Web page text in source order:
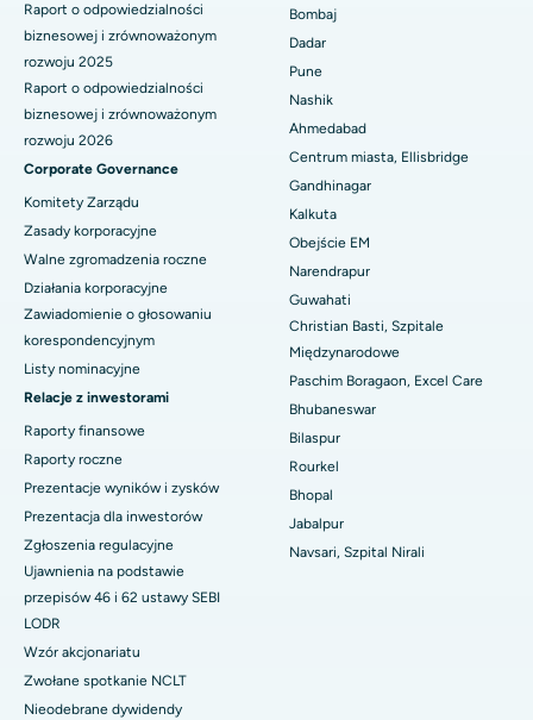
Najlepszy szpital na Subhash Nagar Road, Karimnagar
Najlepszy szpital w Managari, Karaikudi
Najlepszy szpital w Arepally, Warangal
Najlepszy szpital w Arera Colony, Bhopal
Najlepszy szpital w Jayanagar, Bangalore
Najlepszy szpital w KK Nagar, Madurai
Najlepszy szpital w Ramji Nagar, Nellore
Najlepszy szpital w sektorze 19, Rourkela
Najlepszy szpital w Swargate, Pune
Najlepszy szpital onkologiczny dla kobiet w południowym Delhi
Raport o odpowiedzialności
biznesowej i zrównoważonym
rozwoju 2025
Raport o odpowiedzialności
biznesowej i zrównoważonym
rozwoju 2026
Corporate Governance
Komitety Zarządu
Zasady korporacyjne
Walne zgromadzenia roczne
Działania korporacyjne
Zawiadomienie o głosowaniu
korespondencyjnym
Listy nominacyjne
Relacje z inwestorami
Raporty finansowe
Raporty roczne
Prezentacje wyników i zysków
Prezentacja dla inwestorów
Zgłoszenia regulacyjne
Ujawnienia na podstawie
przepisów 46 i 62 ustawy SEBI
LODR
Wzór akcjonariatu
Zwołane spotkanie NCLT
Nieodebrane dywidendy
Bombaj
Dadar
Pune
Nashik
Ahmedabad
Centrum miasta, Ellisbridge
Gandhinagar
Kalkuta
Obejście EM
Narendrapur
Guwahati
Christian Basti, Szpitale
Międzynarodowe
Paschim Boragaon, Excel Care
Bhubaneswar
Bilaspur
Rourkel
Bhopal
Jabalpur
Navsari, Szpital Nirali